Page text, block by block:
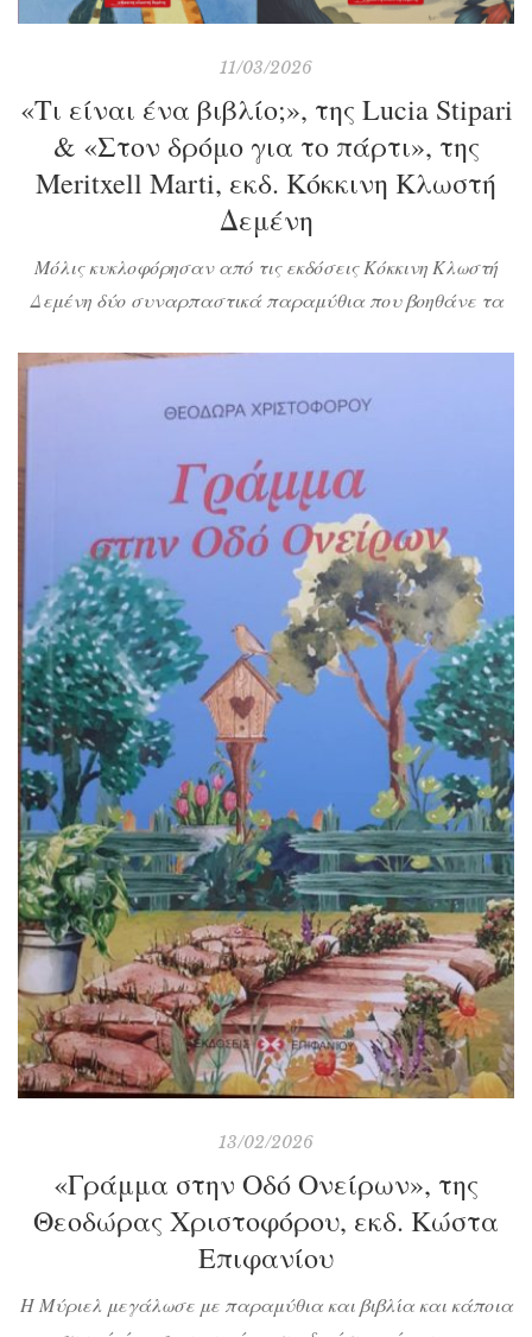
11/03/2026
«Τι είναι ένα βιβλίο;», της Lucia Stipari
& «Στον δρόμο για το πάρτι», της
Meritxell Marti, εκδ. Κόκκινη Κλωστή
Δεμένη
Μόλις κυκλοφόρησαν από τις εκδόσεις Κόκκινη Κλωστή
Δεμένη δύο συναρπαστικά παραμύθια που βοηθάνε τα
λύσουν μικρούς γρίφους με τη δύναμη του μυαλού τους.
Ας τα δούμε αναλυτικά.
13/02/2026
«Γράμμα στην Οδό Ονείρων», της
Θεοδώρας Χριστοφόρου, εκδ. Κώστα
Επιφανίου
Η Μύριελ μεγάλωσε με παραμύθια και βιβλία και κάποια